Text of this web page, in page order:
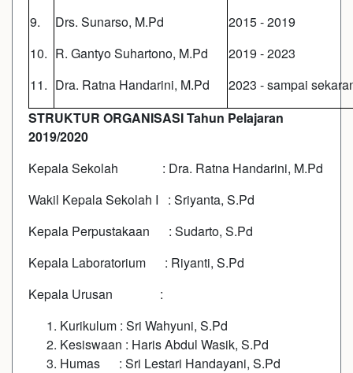
9.
10.
11.
Drs. Sunarso, M.Pd
R. Gantyo Suhartono, M.Pd
Dra. Ratna Handarini, M.Pd
2015 - 2019
2019 - 2023
2023 - sampai
STRUKTUR ORGANISASI Tahun Pelajaran
2019/2020
Kepala Sekolah : Dra. Ratna Handarini, M.Pd
Wakil Kepala Sekolah I : Sriyanta, S.Pd
Kepala Perpustakaan : Sudarto, S.Pd
Kepala Laboratorium : Riyanti, S.Pd
Kepala Urusan :
Kurikulum : Sri Wahyuni, S.Pd
Kesiswaan : Haris Abdul Wasik, S.Pd
Humas : Sri Lestari Handayani, S.Pd